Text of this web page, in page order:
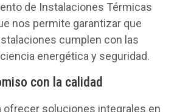
de Instalaciones Térmicas
nos permite garantizar que
cumplen con las
energética y seguridad.
con la calidad
ofrecer soluciones integrales en